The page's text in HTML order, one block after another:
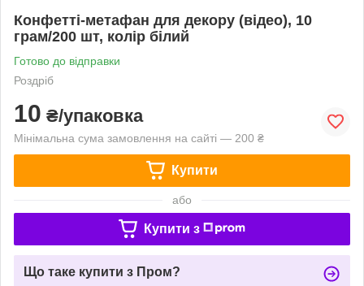
Конфетті-метафан для декору (відео), 10
грам/200 шт, колір білий
Готово до відправки
Роздріб
10 ₴/упаковка
Мінімальна сума замовлення на сайті — 200 ₴
Купити
або
Купити з
Що таке купити з Пром?